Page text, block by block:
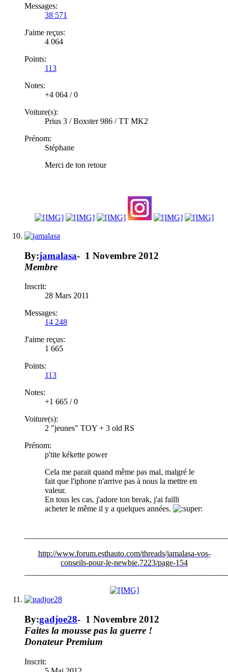
Messages:
38 571
J'aime reçus:
4 064
Points:
113
Notes:
+4 064 /0
Voiture(s):
Prius 3 / Boxster 986 / TT MK2
Prénom:
Stéphane
Merci de ton retour
By:jamalasa- 1 Novembre 2012
Membre
Inscrit:
28 Mars 2011
Messages:
14 248
J'aime reçus:
1 665
Points:
113
Notes:
+1 665 /0
Voiture(s):
2 "jeunes" TOY + 3 old RS
Prénom:
p'tite kékette power
Cela me parait quand même pas mal, malgré le
fait que l'iphone n'arrive pas à nous la mettre en
valeur.
En tous les cas, j'adore ton break, j'ai failli
acheter le même il y a quelques années.
http://www.forum.esthauto.com/threads/jamalasa-vos-
conseils-pour-le-newbie.7223/page-154
By:gadjoe28- 1 Novembre 2012
Faites la mousse pas la guerre !
Donateur Premium
Inscrit: